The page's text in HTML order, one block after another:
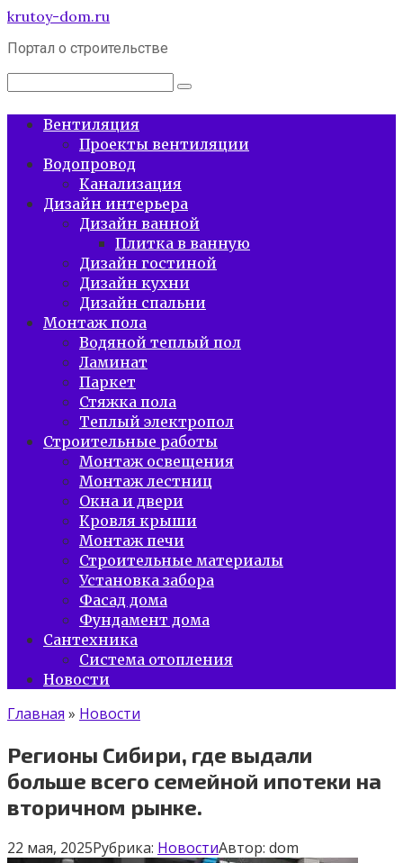
Перейти
контенту
krutoy-dom.ru
Портал о строительстве
Поиск:
Вентиляция
Проекты вентиляции
Водопровод
Канализация
Дизайн интерьера
Дизайн ванной
Плитка в ванную
Дизайн гостиной
Дизайн кухни
Дизайн спальни
Монтаж пола
Водяной теплый пол
Ламинат
Паркет
Стяжка пола
Теплый электропол
Строительные работы
Монтаж освещения
Монтаж лестниц
Окна и двери
Кровля крыши
Монтаж печи
Строительные материалы
Установка забора
Фасад дома
Фундамент дома
Сантехника
Система отопления
Новости
Главная » Новости
Регионы Сибири, где выдали
больше всего семейной ипотеки на
вторичном рынке.
22 мая, 2025Рубрика: НовостиАвтор: dom